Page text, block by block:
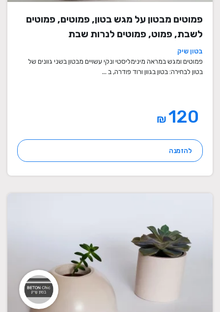
פמוטים מבטון על מגש בטון, פמוטים, פמוטים
לשבת, פמוט, פמוטים לנרות שבת
בטון שיק
פמוטים ומגש במראה מינימליסטי ונקי עשויים מבטון בשני גוונים של
בטון לבחירה: בטון בגוון ורוד פודרה, ב ...
₪
להזמנה